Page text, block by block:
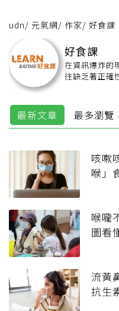
udn/ 元氣網/ 作家/ 好食課
好食課
在資訊爆炸的
往缺乏著正確
隊，讓我們
個關心身體的
最新文章 最多瀏覽
咳嗽
喉」
喉嚨
圖看
流黃
抗生